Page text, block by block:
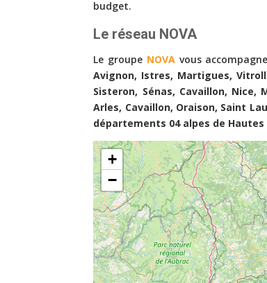
budget.
Le réseau NOVA
Le groupe NOVA vous
Avignon, Istres, Martigues,
Sisteron, Sénas, Cavaillon,
Arles, Cavaillon, Oraison, Saint
départements 04 alpes de Hautes
+
−